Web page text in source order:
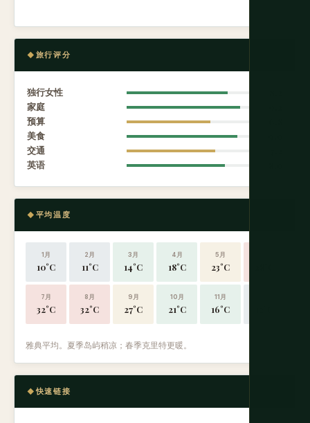
旅行评分
独行女性
家庭
预算
美食
交通
英语
平均温度
1月
10°C
2月
11°C
3月
14°C
4月
18°C
5月
23°C
7月
32°C
8月
32°C
9月
27°C
10月
21°C
11月
16°C
雅典平均。夏季岛屿稍凉；春季克里特更暖。
快速链接